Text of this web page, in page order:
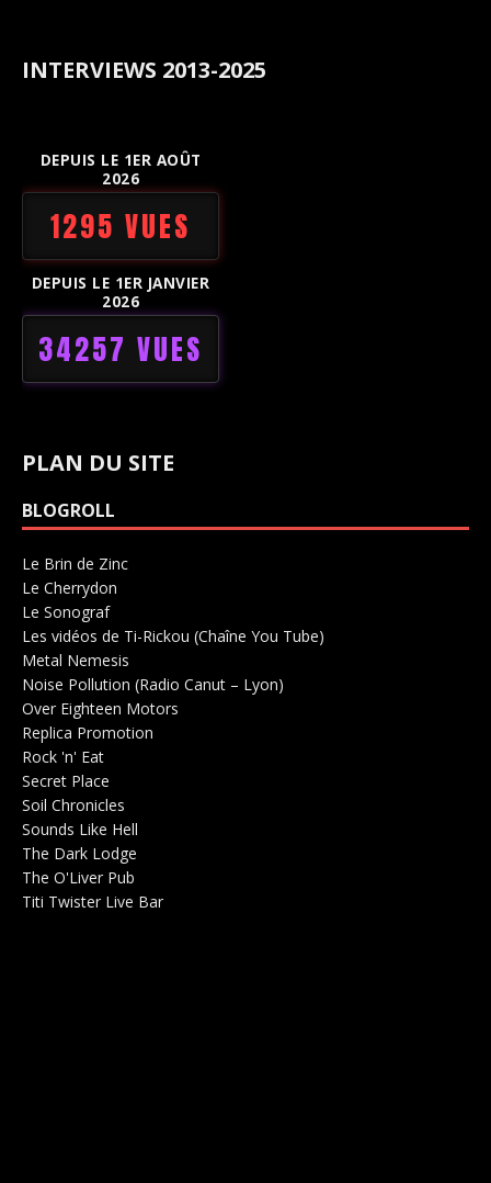
INTERVIEWS 2013-2025
DEPUIS LE 1ER AOÛT
2026
1295 VUES
DEPUIS LE 1ER JANVIER
2026
34257 VUES
PLAN DU SITE
BLOGROLL
Le Brin de Zinc
Le Cherrydon
Le SonografSalle de concerts 0
Les vidéos de Ti-Rickou (Chaîne You Tube)
Metal Nemesis
Noise Pollution (Radio Canut – Lyon)
Over Eighteen Motors
Replica Promotion
Rock 'n' Eat
Secret Place
Soil Chronicles
Sounds Like Hell
The Dark Lodge
The O'Liver Pub
Titi Twister Live Bar